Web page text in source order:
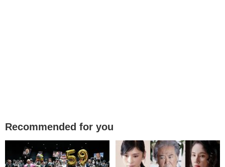
Recommended for you